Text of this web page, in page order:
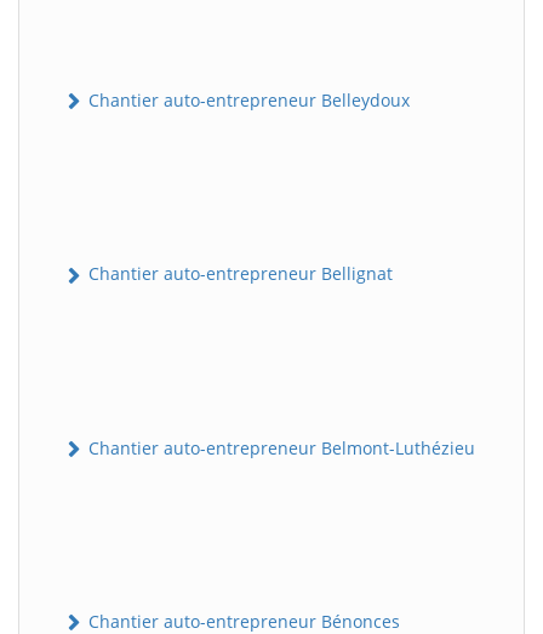
Chantier auto-entrepreneur Belleydoux
Chantier auto-entrepreneur Bellignat
Chantier auto-entrepreneur Belmont-Luthézieu
Chantier auto-entrepreneur Bénonces